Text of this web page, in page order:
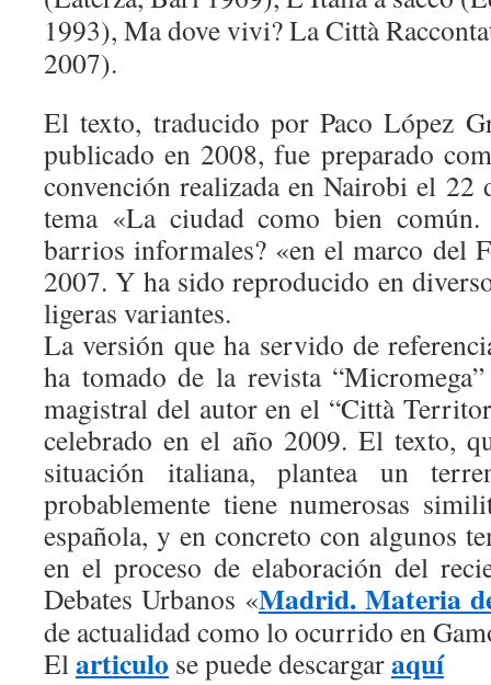
1993), Ma dove vivi? La Città
2007).
El texto, traducido por Paco López
publicado en 2008, fue preparado
convención realizada en Nairobi el 22
tema «La ciudad como bien
barrios informales? «en el marco del
2007. Y ha sido reproducido en
ligeras variantes.
La versión que ha servido de
ha tomado de la revista
magistral del autor en el “Città
celebrado en el año 2009. El texto,
situación italiana, plantea un
probablemente tiene numerosas
española, y en concreto con algunos
en el proceso de elaboración del
Debates Urbanos «Madrid. Materia
de actualidad como lo ocurrido en
Elarticulo se puede descargaraquí